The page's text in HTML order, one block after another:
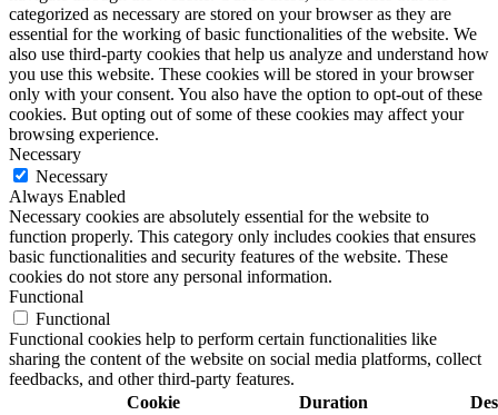
categorized as necessary are stored on your browser as they are
essential for the working of basic functionalities of the website. We
also use third-party cookies that help us analyze and understand how
you use this website. These cookies will be stored in your browser
only with your consent. You also have the option to opt-out of these
cookies. But opting out of some of these cookies may affect your
browsing experience.
Necessary
Necessary
Always Enabled
Necessary cookies are absolutely essential for the website to
function properly. This category only includes cookies that ensures
basic functionalities and security features of the website. These
cookies do not store any personal information.
Functional
Functional
Functional cookies help to perform certain functionalities like
sharing the content of the website on social media platforms, collect
feedbacks, and other third-party features.
Cookie
Duration